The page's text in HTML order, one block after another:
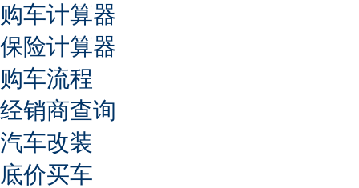
购车计算器
保险计算器
购车流程
经销商查询
汽车改装
底价买车